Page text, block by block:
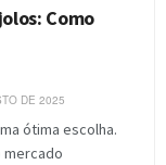
Como
DE 2025
ótima escolha.
mercado